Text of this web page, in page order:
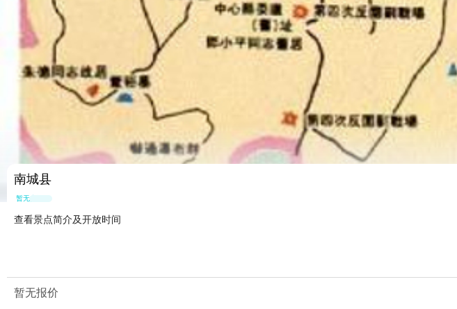
南城县
暂无点评
查看景点简介及开放时间
暂无报价